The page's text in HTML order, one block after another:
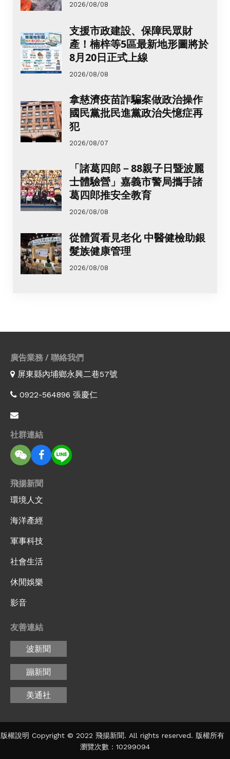
2026/08/08
支援市政建設、保障民眾財
產！楠梓等5區最新地形圖將於
8月20日正式上線
2026/08/08
拿慈濟疫苗詐騙案做政治操作
國民黨批民進黨政治失憶症再
犯
2026/08/07
「諸葛四郎－88親子日暨波麗
士體驗營」嘉義市警局攜手諸
葛四郎推安全教育
2026/08/08
從體質看見老化 中醫健檢助銀
髮族健康管理
2026/08/08
廣告業務 / 聯絡我們
屏東縣內埔鄉永興二巷57號
0922-564896 張慶仁
社群連結
飛揚新聞
環境人文
海洋產經
軍事科技
社會生活
休閒娛樂
影音
友善連結
波新聞
蹦新聞
美通社
版權說明 Copyright © 2022 飛揚新聞. All rights reserved. 版權所有
瀏覽次數：10299094